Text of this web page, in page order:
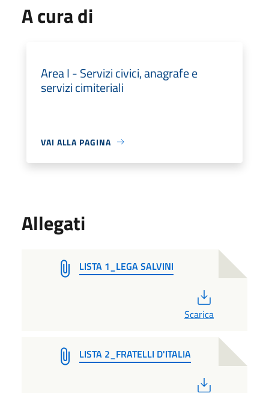
A cura di
Area I - Servizi civici, anagrafe e
servizi cimiteriali
VAI ALLA PAGINA
Allegati
LISTA 1_LEGA SALVINI
Scarica
LISTA 2_FRATELLI D'ITALIA